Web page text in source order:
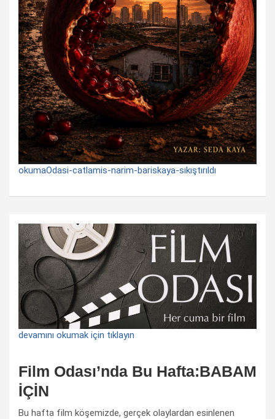
okumaOdasi-catlamis-narim-bariskaya-sıkıştırıldı
devamını okumak için tıklayın
Film Odası’nda Bu Hafta:BABAM
İÇİN
Bu hafta film köşemizde, gerçek olaylardan esinlenen